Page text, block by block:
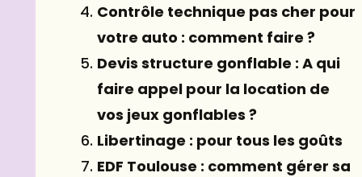
Contrôle technique pas cher pour
votre auto : comment faire ?
Devis structure gonflable : A qui
faire appel pour la location de
vos jeux gonflables ?
Libertinage : pour tous les goûts
EDF Toulouse : comment gérer sa